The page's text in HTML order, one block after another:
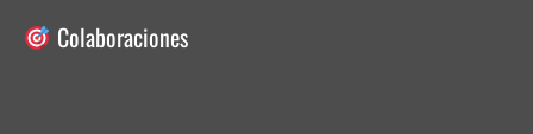
Colaboraciones